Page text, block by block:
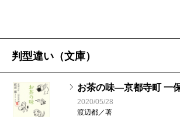
書かれている。茶葉とお湯の量、お湯
茶葉をお湯に浸しておく時間の、四つ
うだ。
知らなかったこともたくさんある。た
判型違い（文庫）
お茶の味―京都寺町 一
2020/05/28
渡辺都／著